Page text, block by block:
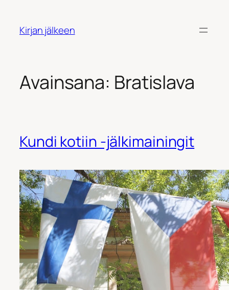
Kirjan jälkeen
Avainsana: Bratislava
Kundi kotiin -jälkimainingit